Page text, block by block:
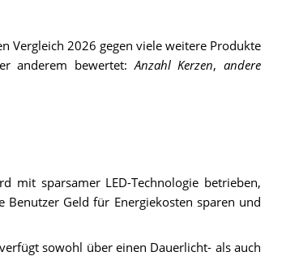
Vergleich 2026 gegen viele weitere Produkte
anderem bewertet:Anzahl Kerzen, andere
mit sparsamer LED-Technologie betrieben,
Geld für Energiekosten sparen und
sowohl über einen Dauerlicht- als auch